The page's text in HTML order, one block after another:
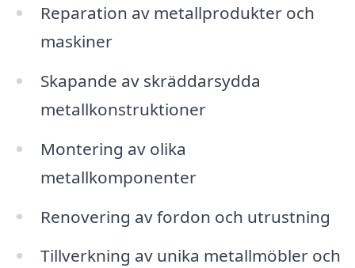
Reparation av metallprodukter och
maskiner
Skapande av skräddarsydda
metallkonstruktioner
Montering av olika
metallkomponenter
Renovering av fordon och utrustning
Tillverkning av unika metallmöbler och